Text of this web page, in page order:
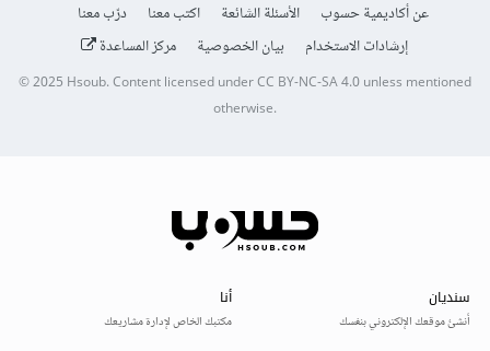
عن أكاديمية حسوب الأسئلة الشائعة اكتب معنا
درّب معنا
إرشادات الاستخدام
بيان الخصوصية مركز المساعدة
© 2025 Hsoub.Content licensed underCC BY-NC-SA 4.0unless mentioned
otherwise.